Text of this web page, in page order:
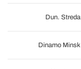
Dun. Streda
Dinamo Minsk